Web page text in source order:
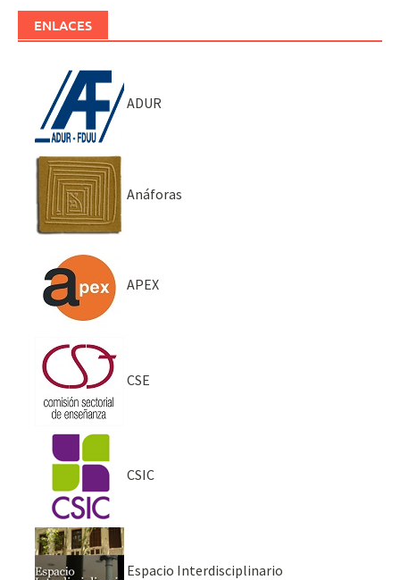
ENLACES
ADUR
Anáforas
APEX
CSE
CSIC
Espacio Interdisciplinario